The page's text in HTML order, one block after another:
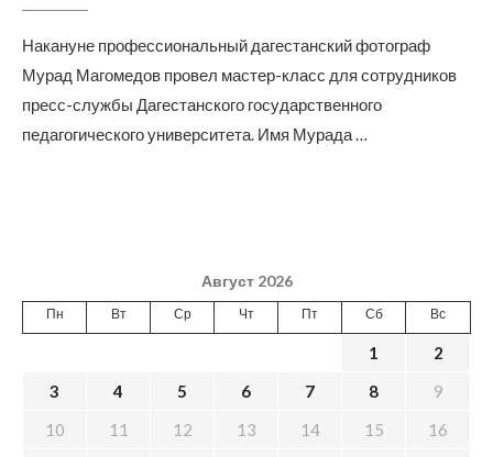
Накануне профессиональный дагестанский фотограф
Мурад Магомедов провел мастер-класс для сотрудников
пресс-службы Дагестанского государственного
педагогического университета. Имя Мурада …
Август 2026
Пн Вт Ср Чт Пт Сб Вс
1
2
3
4 5 6 7 8
9
10
11 12 13 14 15
16